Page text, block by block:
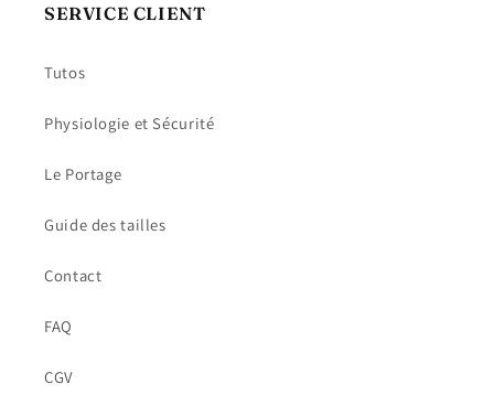
SERVICE CLIENT
Tutos
Physiologie et Sécurité
Le Portage
Guide des tailles
Contact
FAQ
CGV